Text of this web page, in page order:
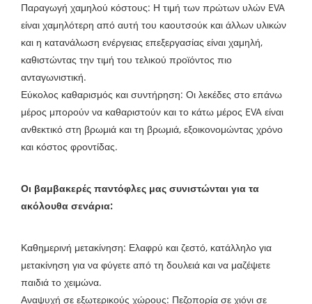
Παραγωγή χαμηλού κόστους: Η τιμή των πρώτων υλών EVA
είναι χαμηλότερη από αυτή του καουτσούκ και άλλων υλικών
και η κατανάλωση ενέργειας επεξεργασίας είναι χαμηλή,
καθιστώντας την τιμή του τελικού προϊόντος πιο
ανταγωνιστική.
Εύκολος καθαρισμός και συντήρηση: Οι λεκέδες στο επάνω
μέρος μπορούν να καθαριστούν και το κάτω μέρος EVA είναι
ανθεκτικό στη βρωμιά και τη βρωμιά, εξοικονομώντας χρόνο
και κόστος φροντίδας.
Οι βαμβακερές παντόφλες μας συνιστώνται για τα
ακόλουθα σενάρια:
Καθημερινή μετακίνηση: Ελαφρύ και ζεστό, κατάλληλο για
μετακίνηση για να φύγετε από τη δουλειά και να μαζέψετε
παιδιά το χειμώνα.
Αναψυχή σε εξωτερικούς χώρους: Πεζοπορία σε χιόνι σε